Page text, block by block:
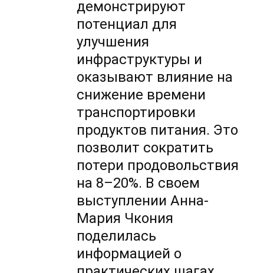
демонстрируют
потенциал для
улучшения
инфраструктуры и
оказывают влияние на
снижение времени
транспортировки
продуктов питания. Это
позволит сократить
потери продовольствия
на 8–20%. В своем
выступлении Анна-
Мария Чкония
поделилась
информацией о